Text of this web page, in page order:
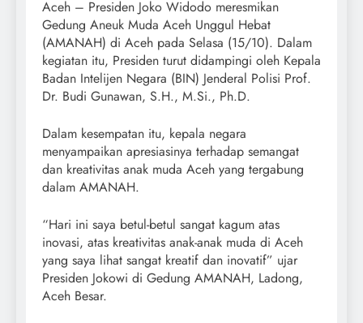
Aceh – Presiden Joko Widodo meresmikan
Gedung Aneuk Muda Aceh Unggul Hebat
(AMANAH) di Aceh pada Selasa (15/10). Dalam
kegiatan itu, Presiden turut didampingi oleh Kepala
Badan Intelijen Negara (BIN) Jenderal Polisi Prof.
Dr. Budi Gunawan, S.H., M.Si., Ph.D.
Dalam kesempatan itu, kepala negara
menyampaikan apresiasinya terhadap semangat
dan kreativitas anak muda Aceh yang tergabung
dalam AMANAH.
“Hari ini saya betul-betul sangat kagum atas
inovasi, atas kreativitas anak-anak muda di Aceh
yang saya lihat sangat kreatif dan inovatif” ujar
Presiden Jokowi di Gedung AMANAH, Ladong,
Aceh Besar.